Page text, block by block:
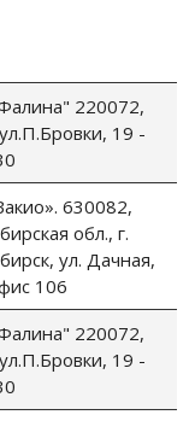
220072,
19 -
630082,
обл., г.
ул. Дачная,
106
220072,
19 -